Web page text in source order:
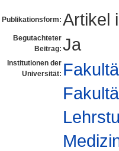
Publikationsform: Artikel
Begutachteter
Beitrag: Ja
Institutionen der
Universität: